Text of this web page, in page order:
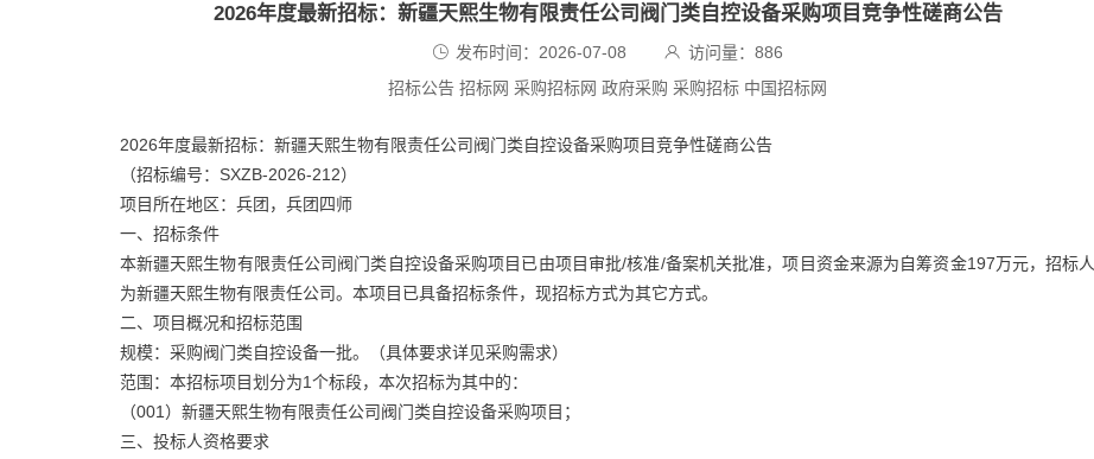
2026年度最新招标：新疆天熙生物有限责任公司阀门类自控设备采购项目竞争性磋商公告
发布时间：2026-07-08 访问量：886
招标公告 招标网 采购招标网 政府采购 采购招标 中国招标网
2026年度最新招标：新疆天熙生物有限责任公司阀门类自控设备采购项目竞争性磋商公告
（招标编号：SXZB-2026-212）
项目所在地区：兵团，兵团四师
一、招标条件
本新疆天熙生物有限责任公司阀门类自控设备采购项目已由项目审批/核准/备案机关批准，项目资金来源为自筹资金197万元，招标人
为新疆天熙生物有限责任公司。本项目已具备招标条件，现招标方式为其它方式。
二、项目概况和招标范围
规模：采购阀门类自控设备一批。（具体要求详见采购需求）
范围：本招标项目划分为1个标段，本次招标为其中的：
（001）新疆天熙生物有限责任公司阀门类自控设备采购项目；
三、投标人资格要求